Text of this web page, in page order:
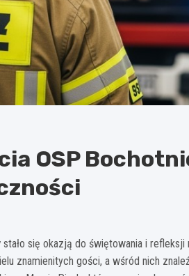
OSP
stało się okazją do świętowania i refleksji
znamienitych gości, a wśród nich